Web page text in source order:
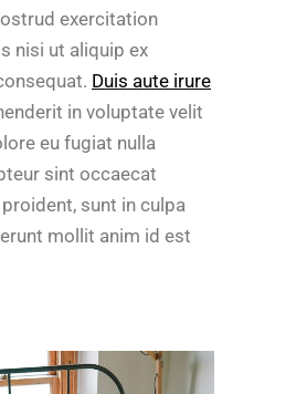
exercitation
nisi ut aliquip ex
Duis aute irure
in voluptate velit
eu fugiat nulla
sint occaecat
sunt in culpa
mollit anim id est